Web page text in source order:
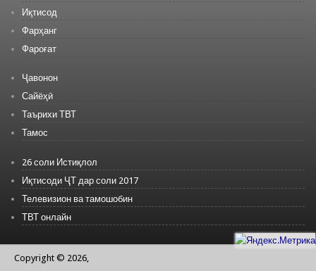
Иқтисод
Фарҳанг
Фароғат
Ҷавонон
Сайёҳӣ
Таърихи ТВТ
Тамос
26 соли Истиқлол
Иқтисоди ҶТ дар соли 2017
Телевизион ва тамошобин
ТВТ онлайн
Copyright © 2026,